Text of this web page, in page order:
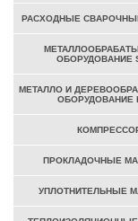
РАСХОДНЫЕ
ОБОРУДОВАНИЕ
МЕТАЛЛО И
ОБОРУДОВАНИЕ
ПРОКЛАДОЧНЫЕ
УПЛОТНИТЕЛЬНЫЕ